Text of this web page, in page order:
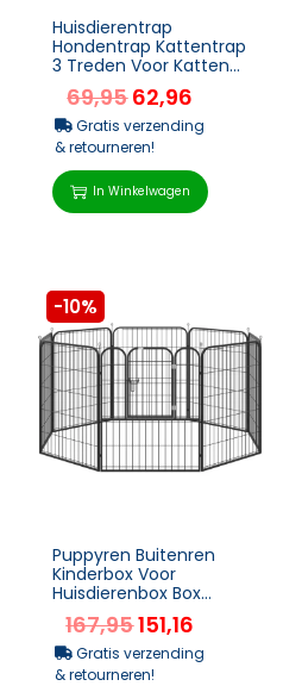
Huisdierentrap
Hondentrap Kattentrap
3 Treden Voor Katten
En Honden Pluche
Beige 54 X 40 X 39cm
69,9562,96
Gratis verzending
& retourneren!
In Winkelwagen
-10%
Puppyren Buitenren
Kinderbox Voor
Huisdierenbox Box
Hondenren
Aangepaste Vorm Met
Metalen Deur 79 X ...
167,95151,16
Gratis verzending
& retourneren!